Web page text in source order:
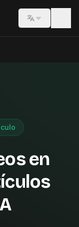
Switch
en